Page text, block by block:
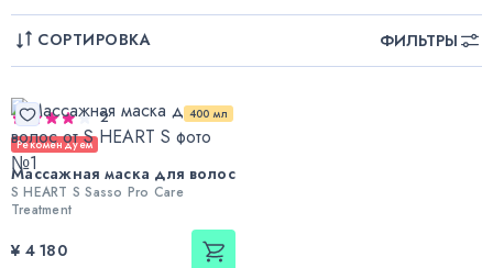
СОРТИРОВКА ФИЛЬТРЫ
400 мл
2
Рекомендуем
Массажная маска для волос
S HEART S Sasso Pro Care
Treatment
¥ 4 180